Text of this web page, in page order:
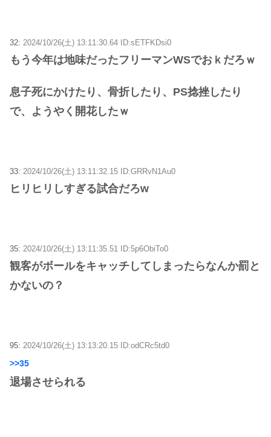
32: 2024/10/26(土) 13:11:30.64 ID:sETFKDsi0
もう今年は地味だったフリーマンWSでおｋだろｗ
息子死にかけたり、骨折したり、PS捻挫したり
で、ようやく開花したｗ
33: 2024/10/26(土) 13:11:32.15 ID:GRRvN1Au0
ヒリヒリしすぎる試合だろw
35: 2024/10/26(土) 13:11:35.51 ID:5p6ObiTo0
観客がボールをキャッチしてしまったらなんか罰と
かないの？
95: 2024/10/26(土) 13:13:20.15 ID:odCRc5td0
>>35
退場させられる